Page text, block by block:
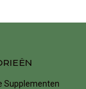
Supplementen